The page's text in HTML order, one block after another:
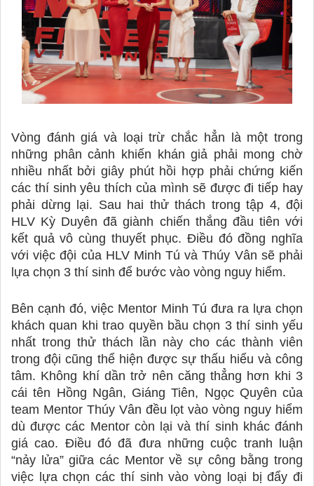
Vòng đánh giá và loại trừ chắc hẳn là một trong
những phân cảnh khiến khán giả phải mong chờ
nhiều nhất bởi giây phút hồi hợp phải chứng kiến
các thí sinh yêu thích của mình sẽ được đi tiếp hay
phải dừng lại. Sau hai thử thách trong tập 4, đội
HLV Kỳ Duyên đã giành chiến thắng đầu tiên với
kết quả vô cùng thuyết phục. Điều đó đồng nghĩa
với việc đội của HLV Minh Tú và Thúy Vân sẽ phải
lựa chọn 3 thí sinh để bước vào vòng nguy hiểm.
Bên cạnh đó, việc Mentor Minh Tú đưa ra lựa chọn
khách quan khi trao quyền bầu chọn 3 thí sinh yếu
nhất trong thử thách lần này cho các thành viên
trong đội cũng thể hiện được sự thấu hiểu và công
tâm. Không khí dần trở nên căng thẳng hơn khi 3
cái tên Hồng Ngân, Giáng Tiên, Ngọc Quyên của
team Mentor Thúy Vân đều lọt vào vòng nguy hiểm
dù được các Mentor còn lại và thí sinh khác đánh
giá cao. Điều đó đã đưa những cuộc tranh luận
“nảy lửa” giữa các Mentor về sự công bằng trong
việc lựa chọn các thí sinh vào vòng loại bị đẩy đi